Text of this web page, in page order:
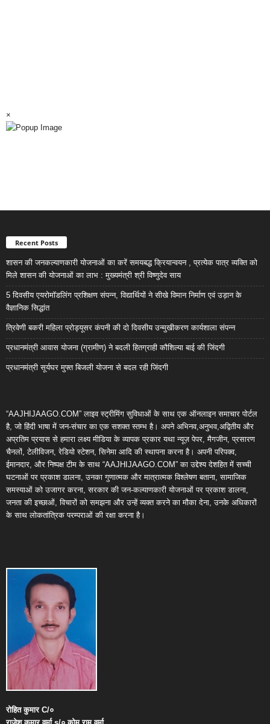
×
Recent Posts
शासन की जनकल्याणकारी योजनाओं का करें समयबद्ध क्रियान्वयन , प्रत्येक पात्र व्यक्ति को
मिले शासन की योजनाओं का लाभ : मुख्यमंत्री श्री विष्णुदेव साय
5 दिवसीय एयरोमॉडलिंग प्रशिक्षण संपन्न, विद्यार्थियों ने सीखे विमान निर्माण एवं उड़ान के
वैज्ञानिक सिद्धांत
त्रिवेणी बकरी महिला प्रोड्यूसर कंपनी की दो दिवसीय उन्मुखीकरण कार्यशाला संपन्न
प्रधानमंत्री आवास योजना (ग्रामीण) ने बदली हितग्राही कौशिल्या बाई की जिंदगी
प्रधानमंत्री सूर्यघर मुफ्त बिजली योजना से बदल रही जिंदगी
“AAJHIJAAGO.COM” लाइव स्ट्रीमिंग सुविधाओं के साथ एक ऑनलाइन समाचार पोर्टल
है, जो हिंदी भाषा में जन-संचार का एक सशक्त स्तम्भ है। अपने अभिनव,अनुभव,अद्वितीय और
अप्रतिम प्रयास से हमारा लक्ष्य मीडिया के व्यापक प्रकार यथा न्यूज़ पेपर, मैगजीन, प्रसारण
चैनलों, टेलीविजन, रेडियो स्टेशन, सिनेमा आदि की स्थापना करना है। अपनी परिपक्व,
ईमानदार, और निष्पक्ष टीम के साथ “AAJHIJAAGO.COM” का उद्देश्य देशहित में सच्ची
घटनाओं पर प्रकाश डालना, उनका गुणात्मक और मात्रात्मक विश्लेषण बताना, सामाजिक
समस्याओं को उजागर करना, सरकार की जन-कल्याणकारी योजनाओं पर प्रकाश डालना,
जनता की इच्छाओं, विचारों को समझना और उन्हें व्यक्त करने का मौका देना, उनके अधिकारों
के साथ लोकतांत्रिक परम्पराओं की रक्षा करना है।
रोहित कुमारC/०